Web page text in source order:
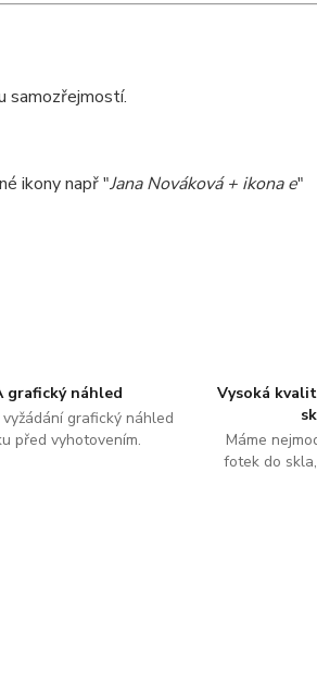
grafický náhled
grafický náhled
před vyhotovením.
Vysoká
Máme
fotek do
samozřejmostí.
ikony např "Jana Nováková + ikona e"